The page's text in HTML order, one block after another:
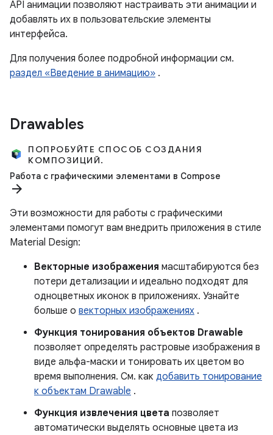
API анимации позволяют настраивать эти анимации и
добавлять их в пользовательские элементы
интерфейса.
Для получения более подробной информации см.
раздел «Введение в анимацию» .
Drawables
ПОПРОБУЙТЕ СПОСОБ СОЗДАНИЯ
КОМПОЗИЦИЙ.
Работа с графическими элементами в Compose
arrow_forward
Эти возможности для работы с графическими
элементами помогут вам внедрить приложения в стиле
Material Design:
Векторные изображения масштабируются без
потери детализации и идеально подходят для
одноцветных иконок в приложениях. Узнайте
больше о векторных изображениях .
Функция тонирования объектов Drawable
позволяет определять растровые изображения в
виде альфа-маски и тонировать их цветом во
время выполнения. См. как добавить тонирование
к объектам Drawable .
Функция извлечения цвета позволяет
автоматически выделять основные цвета из